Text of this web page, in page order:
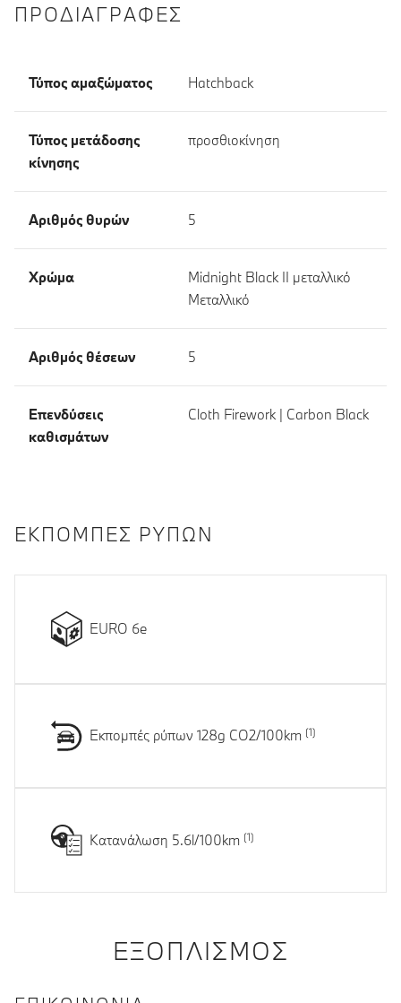
ΠΡΟΔΙΑΓΡΑΦΈΣ
Τύπος αμαξώματος Hatchback
Τύπος μετάδοσης
κίνησης
προσθιοκίνηση
Αριθμός θυρών 5
Χρώμα
Midnight Black II μεταλλικό
Μεταλλικό
Αριθμός θέσεων 5
Επενδύσεις
καθισμάτων
Cloth Firework | Carbon Black
ΕΚΠΟΜΠΈΣ ΡΎΠΩΝ
EURO 6e
Εκπομπές ρύπων 128g CO2/100km
Κατανάλωση 5.6l/100km
ΕΞΟΠΛΙΣΜΌΣ